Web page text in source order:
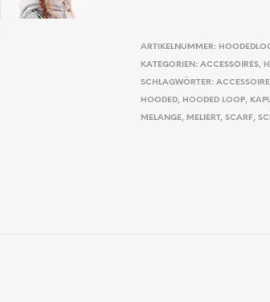
ARTIKELNUMMER:
KATEGORIEN: ACCESSOIRES,
SCHLAGWÖRTER:
HOODED, HOODED LOOP,
MELANGE, MELIERT, SCARF,